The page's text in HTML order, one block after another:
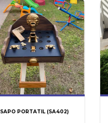
SAPO PORTATIL (SA402)